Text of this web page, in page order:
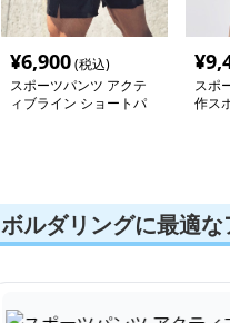
¥6,900(税込)
スポーツパンツ アクテ
ィブライン ショートパ
¥
スポ
作ス
ボルダリングに最適